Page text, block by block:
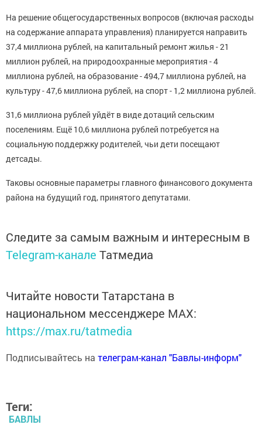
На решение общегосударственных вопросов (включая расходы
на содержание аппарата управления) планируется направить
37,4 миллиона рублей, на капитальный ремонт жилья - 21
миллион рублей, на природоохранные мероприятия - 4
миллиона рублей, на образование - 494,7 миллиона рублей, на
культуру - 47,6 миллиона рублей, на спорт - 1,2 миллиона рублей.
31,6 миллиона рублей уйдёт в виде дотаций сельским
поселениям. Ещё 10,6 миллиона рублей потребуется на
социальную поддержку родителей, чьи дети посещают
детсады.
Таковы основные параметры главного финансового документа
района на будущий год, принятого депутатами.
Следите за самым важным и интересным в
Telegram-канале Татмедиа
Читайте новости Татарстана в
национальном мессенджере MАХ:
https://max.ru/tatmedia
Подписывайтесь на телеграм-канал "Бавлы-информ"
Теги:
БАВЛЫ